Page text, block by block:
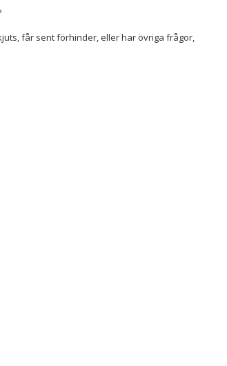
får sent förhinder, eller har övriga frågor,